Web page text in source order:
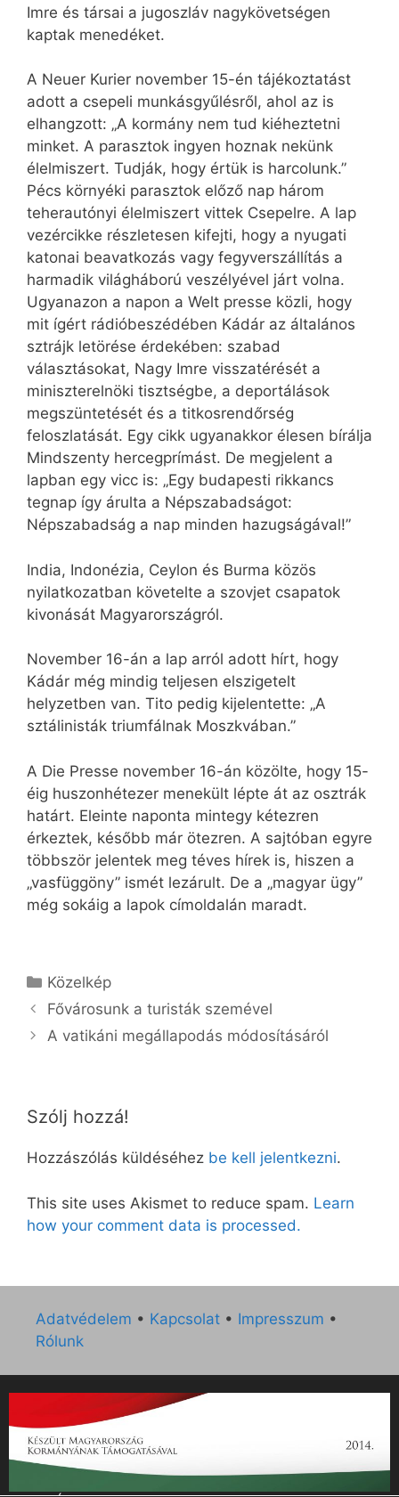
Imre és társai a jugoszláv nagykövetségen
kaptak menedéket.
A Neuer Kurier november 15-én tájékoztatást
adott a csepeli munkásgyűlésről, ahol az is
elhangzott: „A kormány nem tud kiéheztetni
minket. A parasztok ingyen hoznak nekünk
élelmiszert. Tudják, hogy értük is harcolunk.”
Pécs környéki parasztok előző nap három
teherautónyi élelmiszert vittek Csepelre. A lap
vezércikke részletesen kifejti, hogy a nyugati
katonai beavatkozás vagy fegyverszállítás a
harmadik világháború veszélyével járt volna.
Ugyanazon a napon a Welt presse közli, hogy
mit ígért rádióbeszédében Kádár az általános
sztrájk letörése érdekében: szabad
választásokat, Nagy Imre visszatérését a
miniszterelnöki tisztségbe, a deportálások
megszüntetését és a titkosrendőrség
feloszlatását. Egy cikk ugyanakkor élesen bírálja
Mindszenty hercegprímást. De megjelent a
lapban egy vicc is: „Egy budapesti rikkancs
tegnap így árulta a Népszabadságot:
Népszabadság a nap minden hazugságával!”
India, Indonézia, Ceylon és Burma közös
nyilatkozatban követelte a szovjet csapatok
kivonását Magyarországról.
November 16-án a lap arról adott hírt, hogy
Kádár még mindig teljesen elszigetelt
helyzetben van. Tito pedig kijelentette: „A
sztálinisták triumfálnak Moszkvában.”
A Die Presse november 16-án közölte, hogy 15-
éig huszonhétezer menekült lépte át az osztrák
határt. Eleinte naponta mintegy kétezren
érkeztek, később már ötezren. A sajtóban egyre
többször jelentek meg téves hírek is, hiszen a
„vasfüggöny” ismét lezárult. De a „magyar ügy”
még sokáig a lapok címoldalán maradt.
Kategória
Közelkép
Fővárosunk a turisták szemével
A vatikáni megállapodás módosításáról
Szólj hozzá!
Hozzászólás küldéséhez be kell jelentkezni.
This site uses Akismet to reduce spam. Learn
how your comment data is processed.
Adatvédelem • Kapcsolat • Impresszum •
Rólunk